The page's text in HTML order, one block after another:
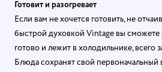
Готовит и разогревает
Если вам не хочется готовить, не
быстрой духовкой Vintage вы сможете
готово и лежит в холодильнике, всего
Блюда сохранят свой первоначальный